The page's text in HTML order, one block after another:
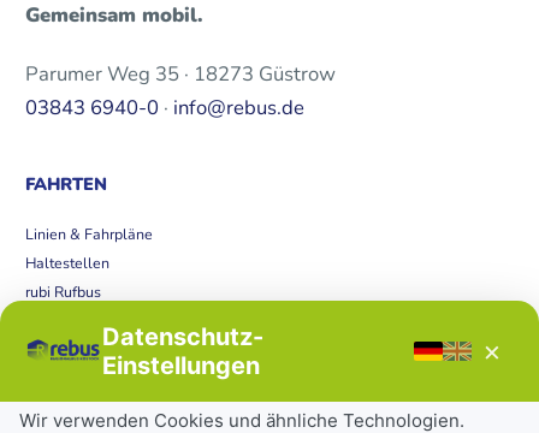
Gemeinsam mobil.
Parumer Weg 35 · 18273 Güstrow
03843 6940-0 · info@rebus.de
FAHRTEN
Linien & Fahrpläne
Haltestellen
rubi Rufbus
Störungen
Tickets & Tarife
Datenschutz-
Einstellungen
×
Wir verwenden Cookies und ähnliche Technologien.